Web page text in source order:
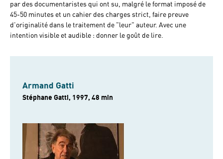
par des documentaristes qui ont su, malgré le format imposé de
45-50 minutes et un cahier des charges strict, faire preuve
d'originalité dans le traitement de "leur" auteur. Avec une
intention visible et audible : donner le goût de lire.
Armand Gatti
Stéphane Gatti, 1997, 48 min